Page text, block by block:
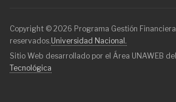
Copyright © 2026 Programa Gestión
reservados.Universidad Nacional.
Sitio Web desarrollado por el Área UNAWEB del
Tecnológica